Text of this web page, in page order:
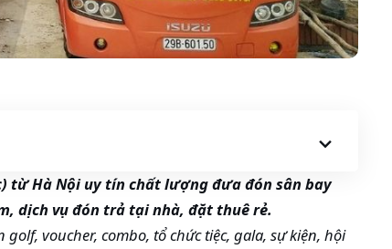
từ Hà Nội uy tín chất lượng đưa đón sân bay
dịch vụ đón trả tại nhà, đặt thuê rẻ.
voucher, combo, tổ chức tiệc, gala, sự kiện, hội